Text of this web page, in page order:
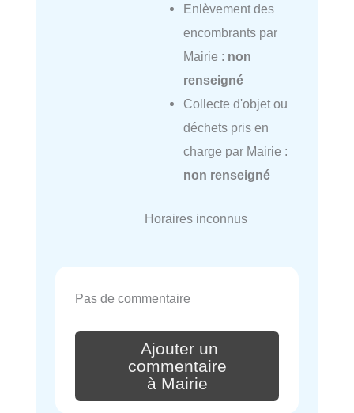
Enlèvement des
encombrants par
Mairie : non
renseigné
Collecte d'objet ou
déchets pris en
charge par Mairie :
non renseigné
Horaires inconnus
Pas de commentaire
Ajouter un
commentaire
à Mairie